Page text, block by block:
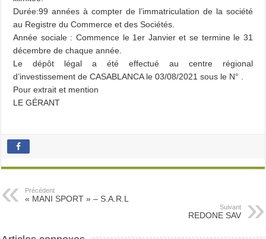
Durée:99 années à compter de l’immatriculation de la société
au Registre du Commerce et des Sociétés.
Année sociale : Commence le 1er Janvier et se termine le 31
décembre de chaque année.
Le dépôt légal a été effectué au centre régional
d’investissement de CASABLANCA le 03/08/2021 sous le N° .
Pour extrait et mention
LE GÉRANT
Précédent
« MANI SPORT » – S.A.R.L
Suivant
REDONE SAV